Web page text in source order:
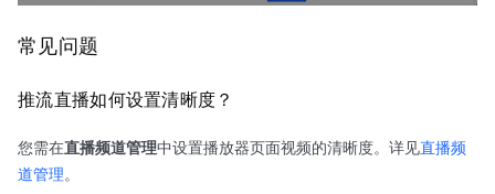
常见问题
推流直播如何设置清晰度？
您需在直播频道管理中设置播放器页面视频的清晰度。详见直播频
道管理。